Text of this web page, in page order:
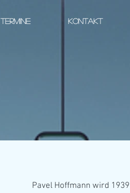
TERMINE KONTAKT
Pavel Hoffmann wird